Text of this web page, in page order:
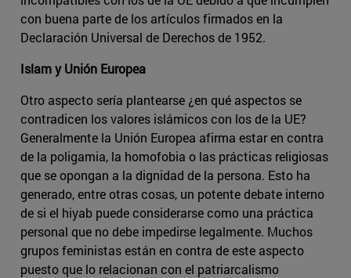
con buena parte de los artículos firmados en la
Declaración Universal de Derechos de 1952.
Islam y Unión Europea
Otro aspecto sería plantearse ¿en qué aspectos se
contradicen los valores islámicos con los de la UE?
Generalmente la Unión Europea afirma estar en contra
de la poligamia, la homofobia o las prácticas religiosas
que se opongan a la dignidad de la persona. Esto ha
generado, entre otras cosas, un potente debate interno
de si el hiyab puede considerarse como una práctica
personal que no debe impedirse legalmente. Muchos
grupos feministas están en contra de este aspecto
puesto que lo relacionan con el patriarcalismo